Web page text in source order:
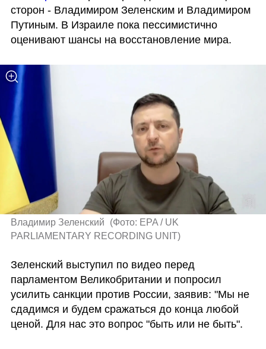
сторон - Владимиром Зеленским и Владимиром
Путиным. В Израиле пока пессимистично
оценивают шансы на восстановление мира.
Владимир Зеленский (Фото: EPA / UK
PARLIAMENTARY RECORDING UNIT)
Зеленский выступил по видео перед
парламентом Великобритании и попросил
усилить санкции против России, заявив: "Мы не
сдадимся и будем сражаться до конца любой
ценой. Для нас это вопрос "быть или не быть".